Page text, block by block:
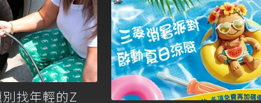
找年輕的Z